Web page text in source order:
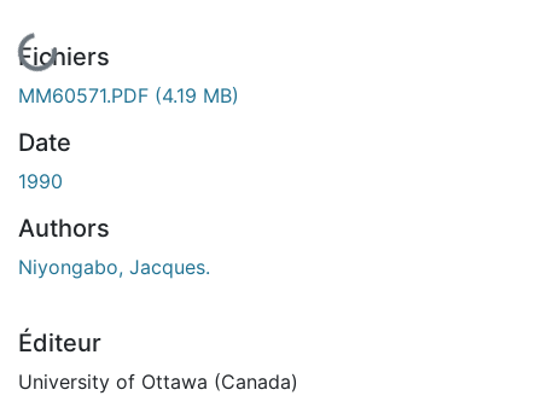
En cours de chargement...
Fichiers
MM60571.PDF (4.19 MB)
Date
1990
Authors
Niyongabo, Jacques.
Éditeur
University of Ottawa (Canada)